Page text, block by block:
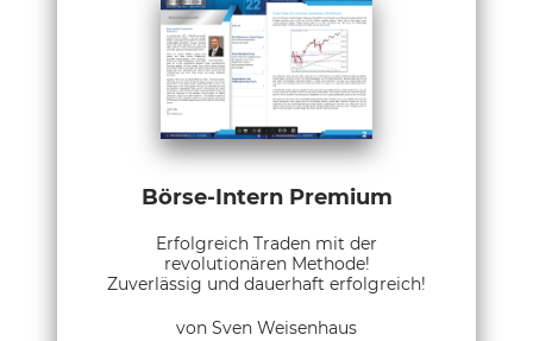
Börse-Intern Premium
Erfolgreich Traden mit der
revolutionären Methode!
Zuverlässig und dauerhaft erfolgreich!
von Sven Weisenhaus